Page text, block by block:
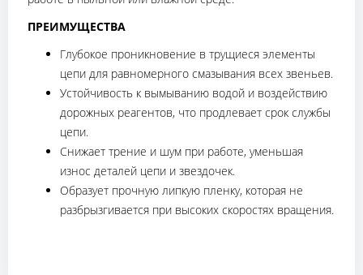
ПРЕИМУЩЕСТВА
Глубокое проникновение в трущиеся элементы
цепи для равномерного смазывания всех звеньев.
Устойчивость к вымыванию водой и воздействию
дорожных реагентов, что продлевает срок службы
цепи.
Снижает трение и шум при работе, уменьшая
износ деталей цепи и звездочек.
Образует прочную липкую пленку, которая не
разбрызгивается при высоких скоростях вращения.